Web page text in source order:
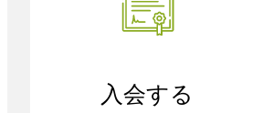
入会する